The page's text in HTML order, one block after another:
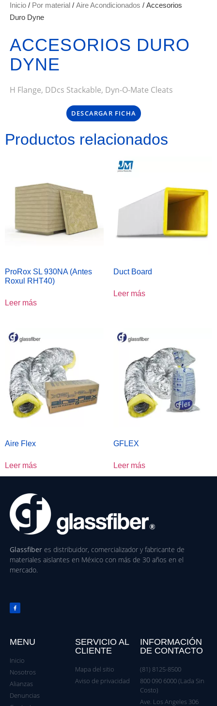
Inicio / Por material / Aire Acondicionados / Accesorios
Duro Dyne
ACCESORIOS DURO
DYNE
H Flange, DDcs Stackable, Dyn-O-Mate Cleats
DESCARGAR FICHA
Productos relacionados
ProRox SL 930NA (Antes
Roxul RHT40)
Leer más
Duct Board
Leer más
Aire Flex
Leer más
GFLEX
Leer más
Glassfiber es distribuidor, comercializador y fabricante de
materiales aislantes en México con más de 30 años en el
mercado.
MENU
Inicio
Nosotros
Alianzas
Denuncias
SERVICIO AL
CLIENTE
Mapa del sitio
Aviso de privacidad
INFORMACIÓN
DE CONTACTO
(81) 8125-8500
800 090 6000 (Lada Sin
Costo)
Ave. Los Angeles 306